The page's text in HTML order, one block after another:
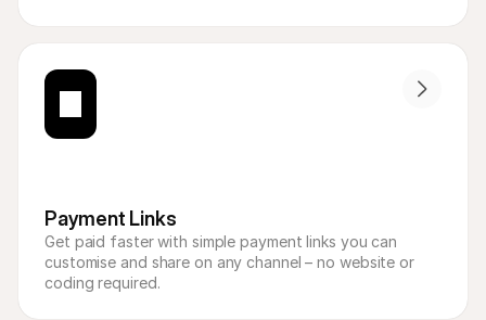
Payment Links
Get paid faster with simple payment links you can
customise and share on any channel – no website or
coding required.